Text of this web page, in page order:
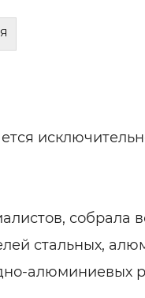
собрала
стальных,
алюминиевых